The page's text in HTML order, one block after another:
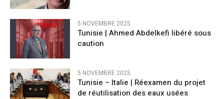
5 NOVEMBRE 2025
Tunisie | Ahmed Abdelkefi libéré sous
caution
5 NOVEMBRE 2025
Tunisie – Italie | Réexamen du projet
de réutilisation des eaux usées